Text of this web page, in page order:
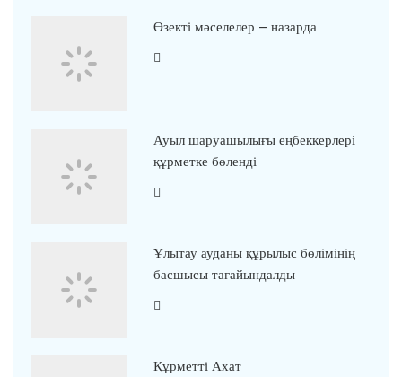
Өзекті мәселелер – назарда
Ауыл шаруашылығы еңбеккерлері
құрметке бөленді
Ұлытау ауданы құрылыс бөлімінің
басшысы тағайындалды
Құрметті Ахат